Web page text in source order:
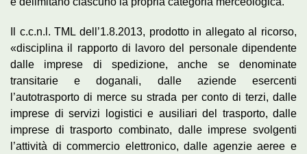
Il c.c.n.l. TML dell’1.8.2013, prodotto in allegato al ricorso,
«disciplina il rapporto di lavoro del personale dipendente
dalle imprese di spedizione, anche se denominate
transitarie e doganali, dalle aziende esercenti
l’autotrasporto di merce su strada per conto di terzi, dalle
imprese di servizi logistici e ausiliari del trasporto, dalle
imprese di trasporto combinato, dalle imprese svolgenti
l’attività di commercio elettronico, dalle agenzie aeree e